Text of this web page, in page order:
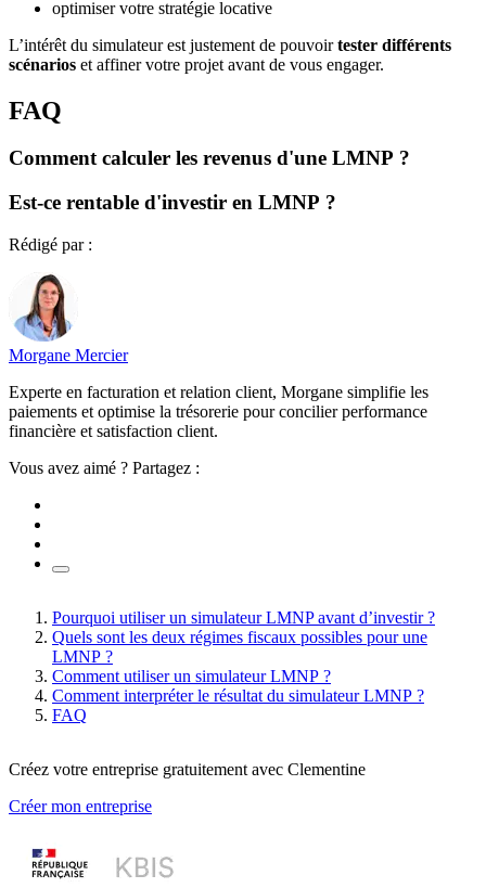
optimiser votre stratégie locative
L’intérêt du simulateur est justement de pouvoirtester différents
scénarios et affiner votre projet avant de vous engager.
FAQ
Comment calculer les revenus d'une LMNP ?
Est-ce rentable d'investir en LMNP ?
Rédigé par :
Morgane Mercier
Experte en facturation et relation client, Morgane simplifie les
paiements et optimise la trésorerie pour concilier performance
financière et satisfaction client.
Vous avez aimé ? Partagez :
Pourquoi utiliser un simulateur LMNP avant d’investir ?
Quels sont les deux régimes fiscaux possibles pour une
LMNP ?
Comment utiliser un simulateur LMNP ?
Comment interpréter le résultat du simulateur LMNP ?
FAQ
Créez votre entreprise gratuitement avec Clementine
Créer mon entreprise